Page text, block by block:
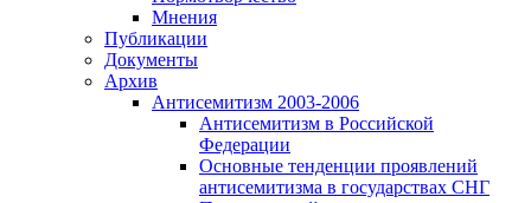
Мнения
Публикации
Документы
Архив
Антисемитизм 2003-2006
Антисемитизм в Российской
Федерации
Основные тенденции проявлений
антисемитизма в государствах СНГ